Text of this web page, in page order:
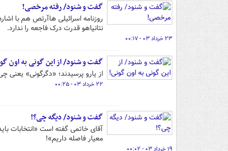
گفت و شنود/ رفته مرخصی!
روزنامه اسرائیلی ‌هاآرتص هم با
نتانیاهو قدرت درک فاجعه را ندارد.
۲۳ خرداد ۰۳ - ۰۰:۱۷
گفت و شنود/ از این گونی به اون
از یارو پرسیدند؛ «‌دگرگونی‌» یعنی
۲۲ خرداد ۰۳ - ۰۰:۲۵
گفت و شنود/ دیگه چی؟!
آقای خاتمی گفته است «انتخابات
معیار فاصله داریم»!
۱۹ خرداد ۰۳ - ۰۰:۰۲